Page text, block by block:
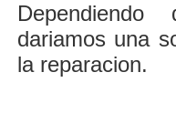
dariamos una
la reparacion.